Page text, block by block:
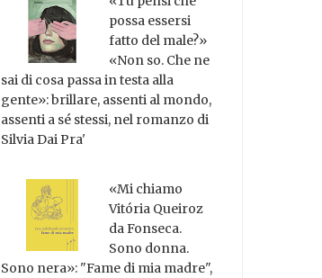
possa essersi
fatto del male?»
«Non so. Che ne
sai di cosa passa in testa alla
gente»: brillare, assenti al mondo,
assenti a sé stessi, nel romanzo di
Silvia Dai Pra'
«Mi chiamo
Vitória Queiroz
da Fonseca.
Sono donna.
Sono nera»: "Fame di mia madre",